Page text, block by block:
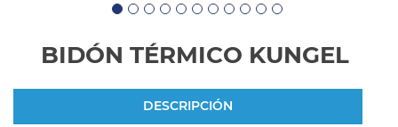
BIDÓN TÉRMICO KUNGEL
DESCRIPCIÓN